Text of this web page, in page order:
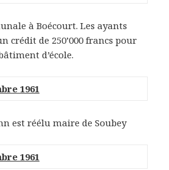
à Boécourt. Les ayants
crédit de 250’000 francs pour
d’école.
1961
est réélu maire de Soubey
1961